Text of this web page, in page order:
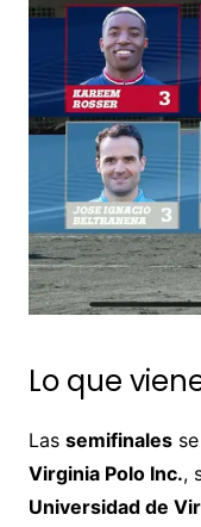
Lo que
Las semifinalesse
Virginia Polo Inc.,
Universidad de